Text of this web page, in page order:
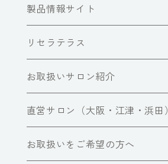
製品情報サイト
リセラテラス
お取扱いサロン紹介
直営サロン（大阪・江津・浜田）
お取扱いをご希望の方へ